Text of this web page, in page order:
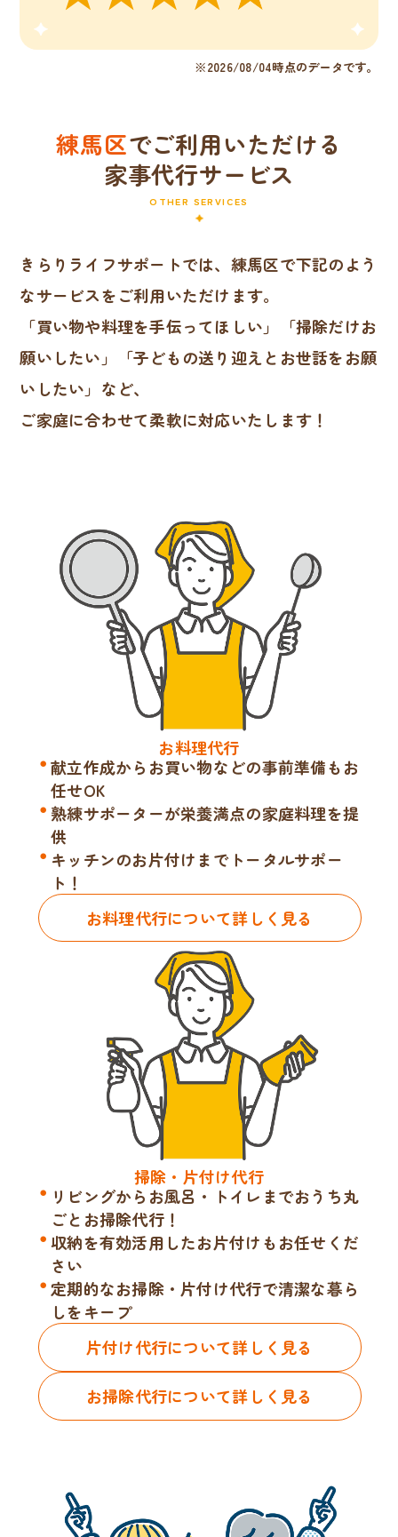
※2026/08/04時点のデータです。
練馬区でご利用いただける
家事代行サービス
OTHER SERVICES
きらりライフサポートでは、練馬区で下記のよう
なサービスをご利用いただけます。
「買い物や料理を手伝ってほしい」「掃除だけお
願いしたい」「子どもの送り迎えとお世話をお願
いしたい」など、
ご家庭に合わせて柔軟に対応いたします！
お料理代行
献立作成からお買い物などの事前準備もお
任せOK
熟練サポーターが栄養満点の家庭料理を提
供
キッチンのお片付けまでトータルサポー
ト！
お料理代行について詳しく見る
掃除・片付け代行
リビングからお風呂・トイレまでおうち丸
ごとお掃除代行！
収納を有効活用したお片付けもお任せくだ
さい
定期的なお掃除・片付け代行で清潔な暮ら
しをキープ
片付け代行について詳しく見る
お掃除代行について詳しく見る